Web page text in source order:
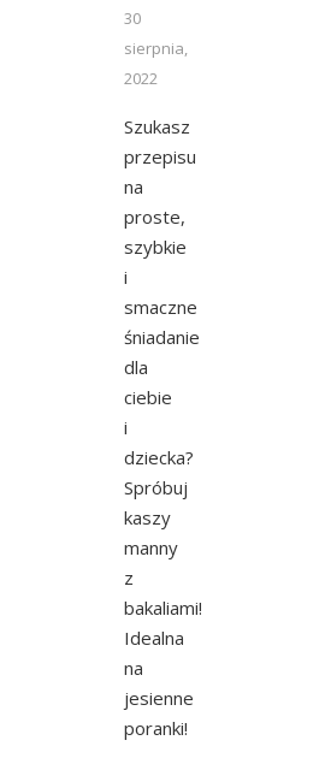
30
sierpnia,
2022
Szukasz
przepisu
na
proste,
szybkie
i
smaczne
śniadanie
dla
ciebie
i
dziecka?
Spróbuj
kaszy
manny
z
bakaliami!
Idealna
na
jesienne
poranki!